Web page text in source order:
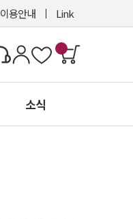
이용안내 Link
소식